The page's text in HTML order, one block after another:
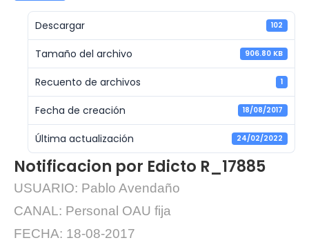
Descargar 102
Tamaño del archivo 906.80 KB
Recuento de archivos 1
Fecha de creación 18/08/2017
Última actualización 24/02/2022
Notificacion por Edicto R_17885
USUARIO: Pablo Avendaño
CANAL: Personal OAU fija
FECHA: 18-08-2017